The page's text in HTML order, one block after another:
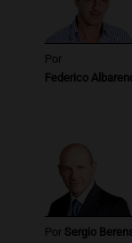
docente
Panorama
Episodios
Por
Federico
Por Sergio